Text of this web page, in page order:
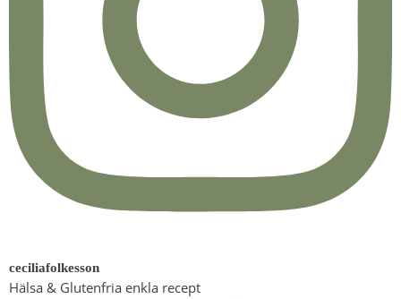
ceciliafolkesson
Hälsa & Glutenfria enkla recept